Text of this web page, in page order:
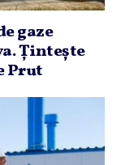
gaze
Ţinteşte
Prut